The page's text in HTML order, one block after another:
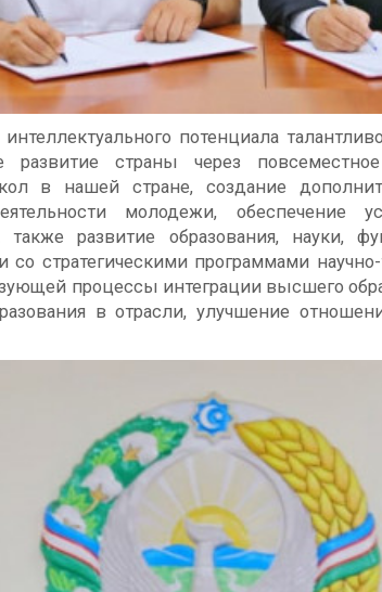
потенциала
развитие страны через
в нашей стране, создание
молодежи, обеспечение
также развитие образования, науки,
стратегическими программами
процессы интеграции высшего
в отрасли, улучшение